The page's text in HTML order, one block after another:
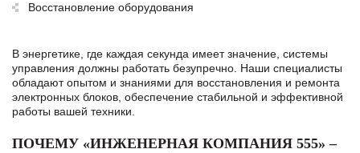
Восстановление оборудования
В энергетике, где каждая секунда имеет значение, системы
управления должны работать безупречно. Наши специалисты
обладают опытом и знаниями для восстановления и ремонта
электронных блоков, обеспечение стабильной и эффективной
работы вашей техники.
ПОЧЕМУ «ИНЖЕНЕРНАЯ КОМПАНИЯ 555» –